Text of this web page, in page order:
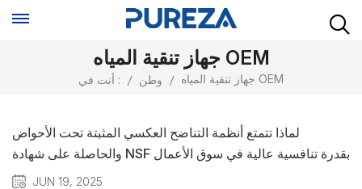
جهاز تنقية المياه OEM
أنت في : / وطن / جهاز تنقية المياه OEM
لماذا تتمتع أنظمة التناضح العكسي المثبتة تحت الأحواض
والحاصلة على شهادة NSF بقدرة تنافسية عالية في سوق الأعمال
بين الشركات (B2B)
JUN 19, 2025